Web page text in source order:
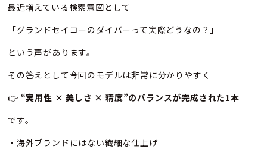
最近増えている検索意図として
「グランドセイコーのダイバーって実際どうなの？」
という声があります。
その答えとして今回のモデルは非常に分かりやすく
👉 “実用性 × 美しさ × 精度”のバランスが完成された1本
です。
・海外ブランドにはない繊細な仕上げ